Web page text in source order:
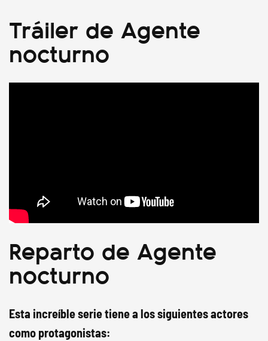
Tráiler de Agente
nocturno
Reparto de Agente
nocturno
Esta increíble serie tiene a los siguientes actores
como protagonistas: